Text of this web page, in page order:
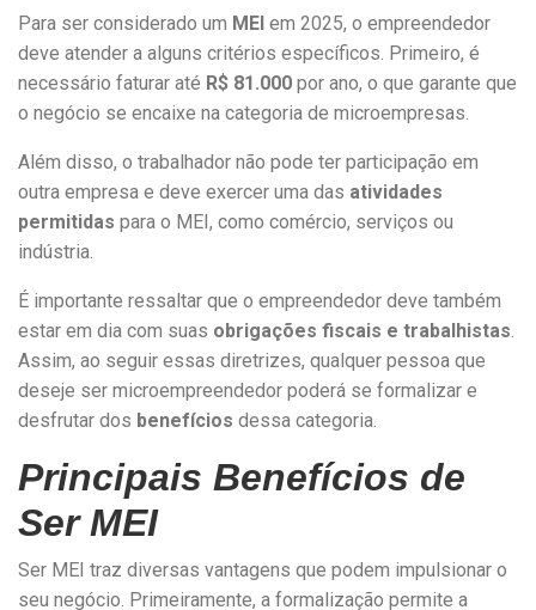
Para ser considerado um MEI em 2025, o empreendedor
deve atender a alguns critérios específicos. Primeiro, é
necessário faturar até R$ 81.000 por ano, o que garante que
o negócio se encaixe na categoria de microempresas.
Além disso, o trabalhador não pode ter participação em
outra empresa e deve exercer uma das atividades
permitidas para o MEI, como comércio, serviços ou
indústria.
É importante ressaltar que o empreendedor deve também
estar em dia com suas obrigações fiscais e trabalhistas.
Assim, ao seguir essas diretrizes, qualquer pessoa que
deseje ser microempreendedor poderá se formalizar e
desfrutar dos benefícios dessa categoria.
Principais Benefícios de
Ser MEI
Ser MEI traz diversas vantagens que podem impulsionar o
seu negócio. Primeiramente, a formalização permite a